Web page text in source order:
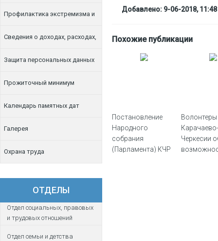
занятости
Профилактика экстремизма и
терроризма
Сведения о доходах, расходах,
об имуществе и обязательствах
имущественного характера
Защита персональных данных
Прожиточный минимум
Календарь памятных дат
Галерея
Охрана труда
ОТДЕЛЫ
Отдел социальных, правовых
и трудовых отношений
Отдел семьи и детства
Добавлено: 9-06-2018, 11:48
Похожие публикации
Постановление
Народного
собрания
(Парламента) КЧР
Волонтеры
Карачаево-
Черкесии